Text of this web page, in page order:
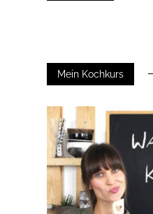
Mein Kochkurs